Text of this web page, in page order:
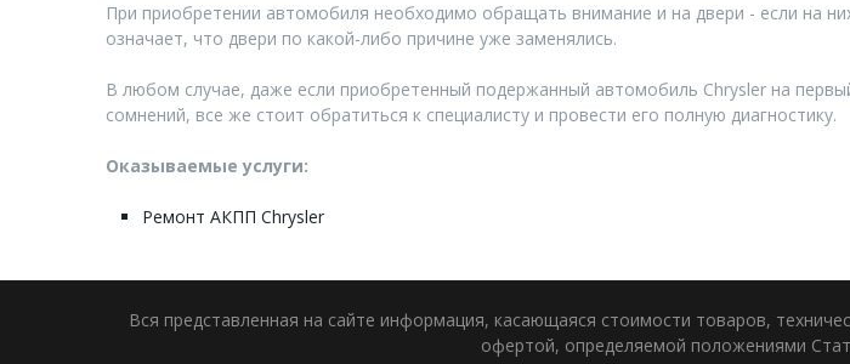
При приобретении автомобиля необходимо обращать внимание и на двери - если на
означает, что двери по какой-либо причине уже заменялись.
В любом случае, даже если приобретенный подержанный автомобиль Chrysler на
сомнений, все же стоит обратиться к специалисту и провести его полную диагностику.
Оказываемые услуги:
Ремонт АКПП Chrysler
Вся представленная на сайте информация, касающаяся стоимости товаров,
офертой, определяемой положениями